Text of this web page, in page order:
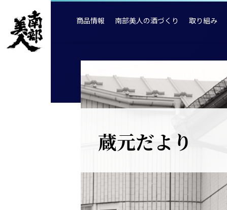
商品情報 南部美人の酒づくり 取り組み
蔵元だより